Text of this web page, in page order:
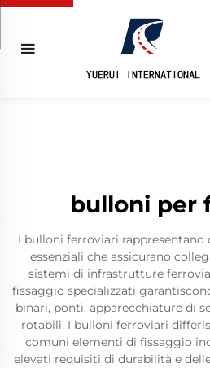
bulloni per
I bulloni ferroviari
essenziali che assicurano
sistemi di infrastrutture
fissaggio specializzati
binari, ponti, apparecchiature di
rotabili. I bulloni ferroviari
comuni elementi di fissaggio
elevati requisiti di durabilità e